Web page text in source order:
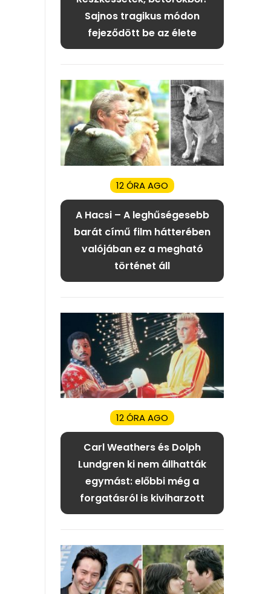
Sajnos tragikus módon
fejeződött be az élete
12 ÓRA AGO
A Hacsi – A leghűségesebb
barát című film hátterében
valójában ez a megható
történet áll
12 ÓRA AGO
Carl Weathers és Dolph
Lundgren ki nem állhatták
egymást: előbbi még a
forgatásról is kiviharzott